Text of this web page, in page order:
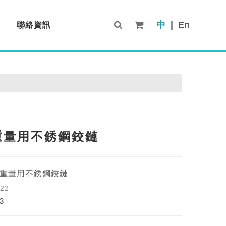
中 En
聯絡資訊
用不銹鋼鉸鏈
量用不銹鋼鉸鏈